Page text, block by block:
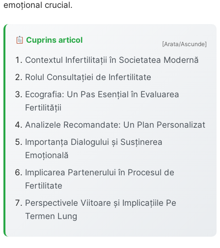
emoțional crucial.
Cuprins articol [Arata/Ascunde]
Contextul Infertilitații în Societatea Modernă
Rolul Consultației de Infertilitate
Ecografia: Un Pas Esențial în Evaluarea
Fertilității
Analizele Recomandate: Un Plan Personalizat
Importanța Dialogului și Susținerea
Emoțională
Implicarea Partenerului în Procesul de
Fertilitate
Perspectivele Viitoare și Implicațiile Pe
Termen Lung